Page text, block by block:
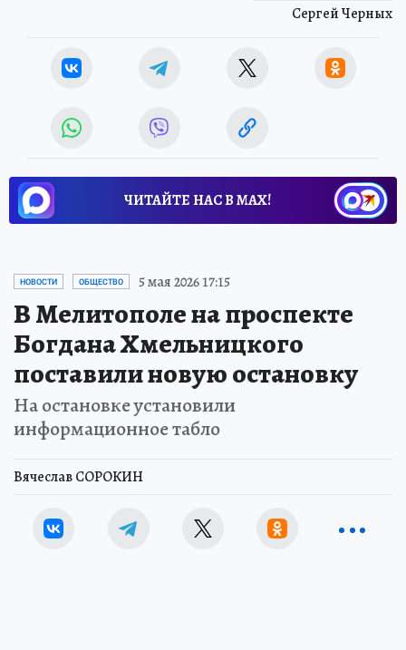
Сергей Черных
ЧИТАЙТЕ НАС В МАХ!
НОВОСТИ ОБЩЕСТВО 5 мая 2026 17:15
В Мелитополе на проспекте
Богдана Хмельницкого
поставили новую остановку
На остановке установили
информационное табло
Вячеслав СОРОКИН